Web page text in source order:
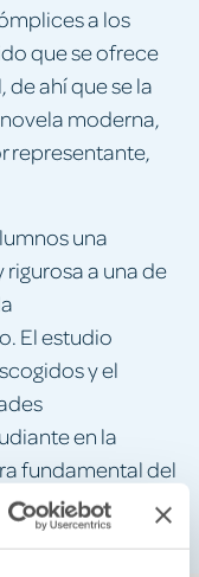
a los
que se ofrece
ahí que se la
moderna,
representante,
una
a una de
El estudio
y el
en la
fundamental del